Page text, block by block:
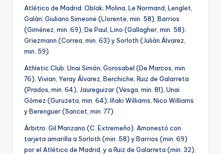
Atlético de Madrid: Oblak; Molina, Le Normand, Lenglet,
Galán; Giuliano Simeone (Llorente, min. 58), Barrios
(Giménez, min. 69), De Paul, Lino (Gallagher, min. 58);
Griezmann (Correa, min. 63) y Sorloth (Julián Álvarez,
min. 59).
Athletic Club: Unai Simón; Gorosabel (De Marcos, min.
76), Vivian, Yeray Álvarez, Berchiche; Ruiz de Galarreta
(Prados, min. 64), Jaureguizar (Vesga, min. 81), Unai
Gómez (Guruzeta, min. 64); Iñaki Williams, Nico Williams
y Berenguer (Sancet, min. 77).
Árbitro: Gil Manzano (C. Extremeño). Amonestó con
tarjeta amarilla a Sorloth (min. 58) y Barrios (min. 69)
por el Atlético de Madrid, y a Ruiz de Galarreta (min. 32),